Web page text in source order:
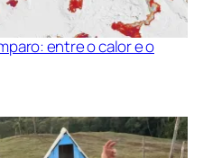
entre o calor e o